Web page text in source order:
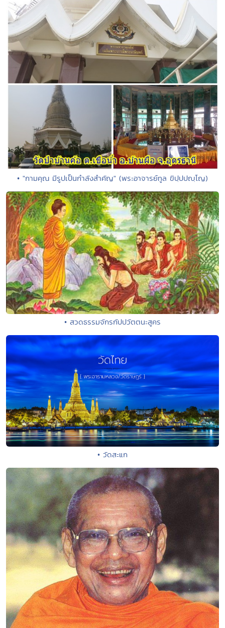
• "กามคุณ มีรูปเป็นกำลังสำคัญ" (พระอาจารย์ทูล ขิปฺปปญฺโญ)
• สวดธรรมจักรกัปปวัตตนะสูคร
• วัดสะแก